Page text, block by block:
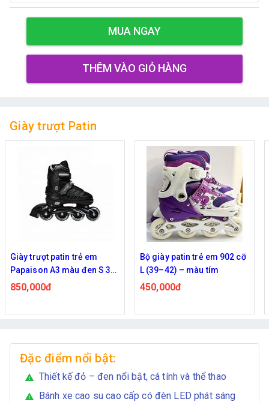
MUA NGAY
THÊM VÀO GIỎ HÀNG
Giày trượt Patin
Bộ giày patin trẻ em 902 cỡ
L (39–42) – màu tím
450,000đ
Bộ giày trượt patin bánh có
1 đèn led kèm phụ kiện
SIZE L 39-42 - Màu Hồng
530,000đ
Đặc điểm nổi bật:
warning Thiết kế đỏ – đen nổi bật, cá tính và thể thao
warning Bánh xe cao su cao cấp có đèn LED phát sáng